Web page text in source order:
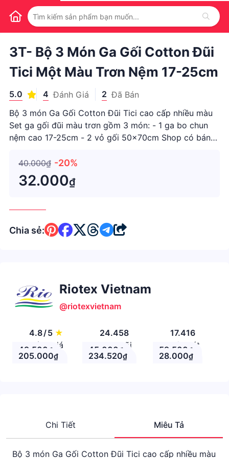
1 / 1
3T- Bộ 3 Món Ga Gối Cotton Đũi
Tici Một Màu Trơn Nệm 17-25cm
5.0 4 Đánh Giá 2 Đã Bán
Bộ 3 món Ga Gối Cotton Đũi Tici cao cấp nhiều màu
Set ga gối đũi màu trơn gồm 3 món: - 1 ga bo chun
nệm cao 17-25cm - 2 vỏ gối 50x70cm Shop có bán
ga nhé. Vỏ gối may 2 màu. Vỏ chăn may 2 màu. Vỏ
ôm may 1 màu nha Ri
40.000₫ -20%
32.000₫
Chia sẻ:
Riotex Vietnam
@riotexvietnam
4.8/5 ★
Đánh giá
24.458
Theo Dõi
17.416
Nhận xét
49.500 ₫ 45.000 ₫ 59.500 ₫
205.000₫ 234.520₫ 28.000₫
Chi Tiết Miêu Tả
Bộ 3 món Ga Gối Cotton Đũi Tici cao cấp nhiều màu